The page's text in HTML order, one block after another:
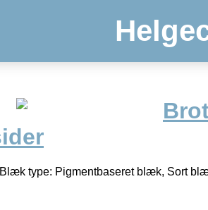
type: Pigmentbaseret blæk, Sort